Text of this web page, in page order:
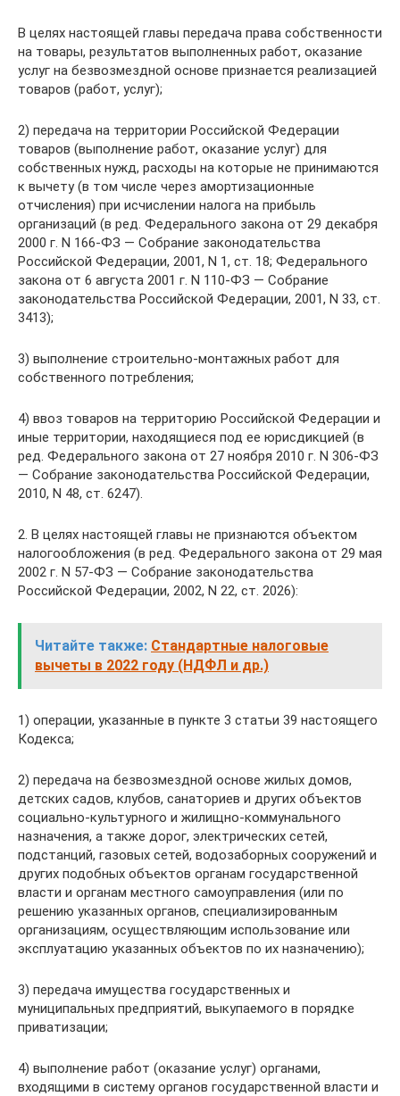
В целях настоящей главы передача права собственности
на товары, результатов выполненных работ, оказание
услуг на безвозмездной основе признается реализацией
товаров (работ, услуг);
2) передача на территории Российской Федерации
товаров (выполнение работ, оказание услуг) для
собственных нужд, расходы на которые не принимаются
к вычету (в том числе через амортизационные
отчисления) при исчислении налога на прибыль
организаций (в ред. Федерального закона от 29 декабря
2000 г. N 166-ФЗ — Собрание законодательства
Российской Федерации, 2001, N 1, ст. 18; Федерального
закона от 6 августа 2001 г. N 110-ФЗ — Собрание
законодательства Российской Федерации, 2001, N 33, ст.
3413);
3) выполнение строительно-монтажных работ для
собственного потребления;
4) ввоз товаров на территорию Российской Федерации и
иные территории, находящиеся под ее юрисдикцией (в
ред. Федерального закона от 27 ноября 2010 г. N 306-ФЗ
— Собрание законодательства Российской Федерации,
2010, N 48, ст. 6247).
2. В целях настоящей главы не признаются объектом
налогообложения (в ред. Федерального закона от 29 мая
2002 г. N 57-ФЗ — Собрание законодательства
Российской Федерации, 2002, N 22, ст. 2026):
Читайте также: Стандартные налоговые
вычеты в 2022 году (НДФЛ и др.)
1) операции, указанные в пункте 3 статьи 39 настоящего
Кодекса;
2) передача на безвозмездной основе жилых домов,
детских садов, клубов, санаториев и других объектов
социально-культурного и жилищно-коммунального
назначения, а также дорог, электрических сетей,
подстанций, газовых сетей, водозаборных сооружений и
других подобных объектов органам государственной
власти и органам местного самоуправления (или по
решению указанных органов, специализированным
организациям, осуществляющим использование или
эксплуатацию указанных объектов по их назначению);
3) передача имущества государственных и
муниципальных предприятий, выкупаемого в порядке
приватизации;
4) выполнение работ (оказание услуг) органами,
входящими в систему органов государственной власти и